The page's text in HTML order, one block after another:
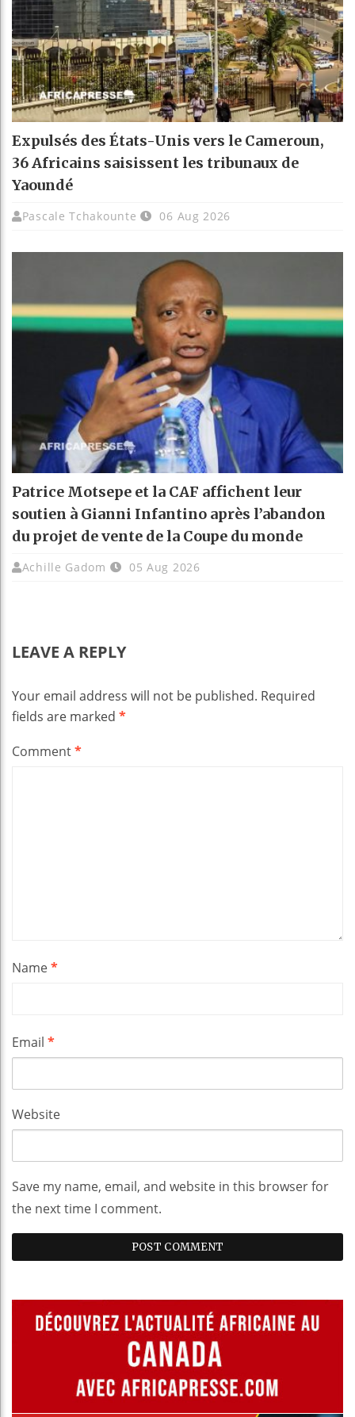
Expulsés des États-Unis vers le Cameroun,
36 Africains saisissent les tribunaux de
Yaoundé
Pascale Tchakounte 06 Aug 2026
Patrice Motsepe et la CAF affichent leur
soutien à Gianni Infantino après l’abandon
du projet de vente de la Coupe du monde
Achille Gadom 05 Aug 2026
LEAVE A REPLY
Your email address will not be published. Required
fields are marked *
Comment*
Name*
Email *
Website
Save my name, email, and website in this browser for
the next time I comment.